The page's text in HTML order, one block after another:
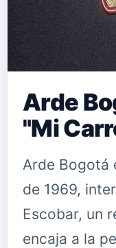
Arde
"Mi
Arde Bogotá
de 1969,
Escobar, un
encaja a la